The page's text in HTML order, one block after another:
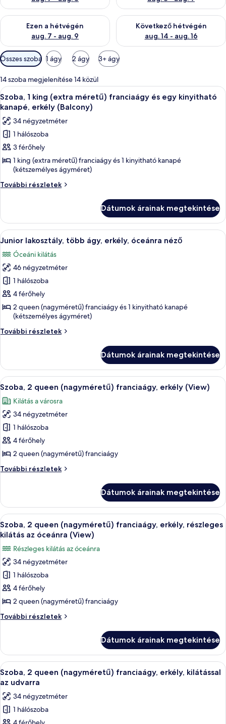
Ezen a hétvégén
aug. 7 - aug. 9
A mostani hétvégi rendelkezésre állás ellenőrzése: aug. 7 -
Következő hétvégén
aug. 14 - aug. 16
A következő hétvégi
Szobákhoz
rendelkezésre
álló
szűrők
Összes szoba 1 ágy 2 ágy 3+ ágy
14 szoba megjelenítése 14 közül
A
következő
szoba
összes
képének
megtekintése:
Szoba,
king
franciaágy
és
egy
kinyitható
kanapé,
erkély
(Balcony)
Egy szállodai szoba, amelyben egy
5
Szoba, 1 king (extra méretű) franciaágy és egy kinyitható
kanapé, erkély (Balcony)
34 négyzetméter
1 hálószoba
3 férőhely
1 king (extra méretű) franciaágy és 1 kinyitható kanapé
(kétszemélyes ágyméret)
További részletek
Szoba,
méretű)
franciaágy
és
kinyitható
kanapé,
erkély
(Balcony)
további
részletei
Dátumok árainak megtekintése
A
következő
szoba
összes
képének
megtekintése:
Junior
lakosztály,
több
óceánra
néző
Egy szállodai szoba két ággyal,
5
Junior lakosztály, több ágy, erkély, óceánra néző
Óceáni kilátás
46 négyzetméter
1 hálószoba
4 férőhely
2 queen (nagyméretű) franciaágy és 1 kinyitható kanapé
(kétszemélyes ágyméret)
További részletek
Junior
erkély,
óceánra
néző
részletei
Dátumok árainak megtekintése
A
következő
szoba
összes
képének
megtekintése:
Szoba,
queen
erkély
(View)
Egy szállodai szoba két ággyal,
4
Szoba, 2 queen (nagyméretű) franciaágy, erkély (View)
Kilátás a városra
34 négyzetméter
1 hálószoba
4 férőhely
2 queen (nagyméretű) franciaágy
További részletek
Szoba,
franciaágy,
erkély
(View)
további
Dátumok árainak megtekintése
A
következő
összes
képének
megtekintése:
Szoba,
2
queen
(nagyméretű)
erkély,
részleges
kilátás
az
óceánra
(View)
Egy kétágyas szoba, íróasztallal,
5
Szoba, 2 queen (nagyméretű) franciaágy, erkély, részleges
kilátás az óceánra (View)
Részleges kilátás az óceánra
34 négyzetméter
1 hálószoba
4 férőhely
2 queen (nagyméretű) franciaágy
További részletek
Szoba,
franciaágy,
erkély,
részleges
kilátás
óceánra
(View)
további
Dátumok árainak megtekintése
A
következő
szoba
összes
képének
Egy kétágyas szoba, íróasztallal,
5
Szoba, 2 queen (nagyméretű) franciaágy, erkély, kilátással
az udvarra
34 négyzetméter
1 hálószoba